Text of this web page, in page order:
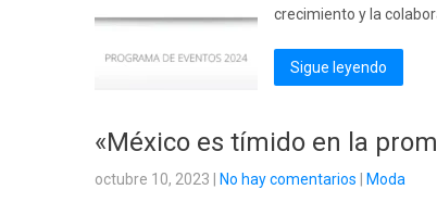
crecimiento y la
Sigue leyendo
«México es tímido en la
octubre 10, 2023 No hay comentarios Moda